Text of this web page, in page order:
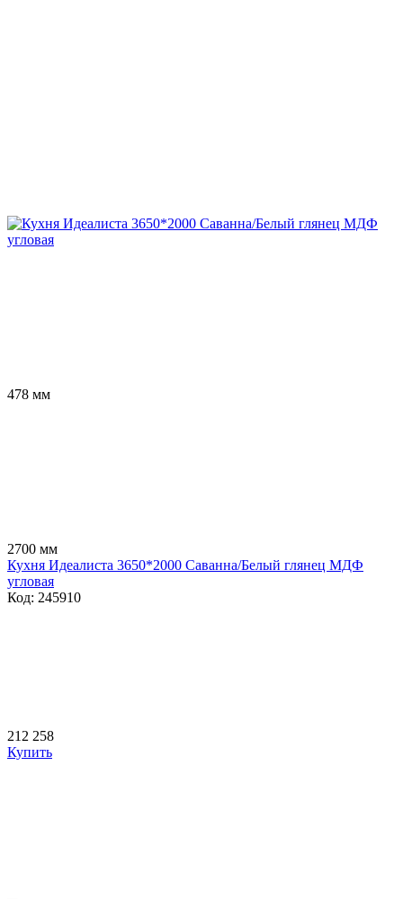
478 мм
2700 мм
Кухня Идеалиста 3650*2000 Саванна/Белый глянец МДФ
угловая
Код: 245910
212 258
Купить